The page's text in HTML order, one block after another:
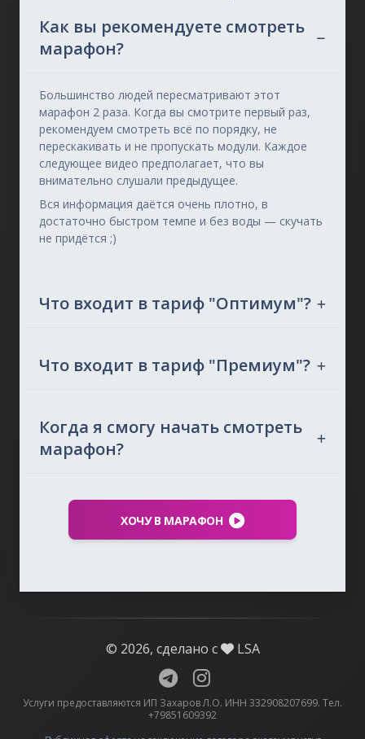
Как вы рекомендуете смотреть
марафон?
Большинство людей пересматривают этот
марафон 2 раза. Когда вы смотрите первый раз,
рекомендуем смотреть всё по порядку, не
перескакивать и не пропускать модули. Каждое
следующее видео предполагает, что вы
внимательно слушали предыдущее.
Вся информация даётся очень плотно, в
достаточно быстром темпе и без воды — скучать
не придётся ;)
Что входит в тариф "Оптимум"?
Что входит в тариф "Премиум"?
Когда я смогу начать смотреть
марафон?
ХОЧУ В МАРАФОН
© 2026, сделано с LSA
Услуги предоставляются ИП Захаров Л.О. ИНН 332908207699. Тел.
+79851609392